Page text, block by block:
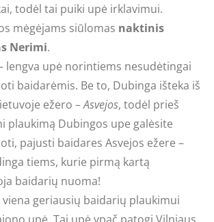
todėl tai puiki upė irklavimui.
mėgėjams siūlomas naktinis
Nerimi.
lengva upė norintiems nesudėtingai
baidarėmis. Be to, Dubinga išteka iš
ežero –Asvejos, todėl prieš
plaukimą Dubingos upe galėsite
pajusti baidares Asvejos ežere –
tiems, kurie pirmą kartą
baidarių nuoma!
viena geriausių baidarių plaukimui